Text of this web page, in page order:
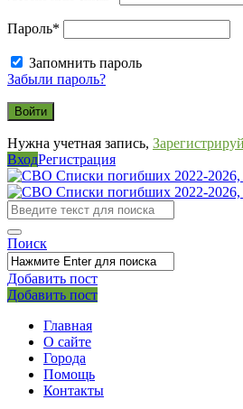
Пароль*
Запомнить пароль
Забыли пароль?
Нужна учетная запись,
ВходРегистрация
СВО
Списки
погибших
2022-
2026,
Новости
СВО
Поиск
Добавить пост
Мобильное
меню
Выйти
Добавить пост
Главная
О сайте
Города
Помощь
Контакты